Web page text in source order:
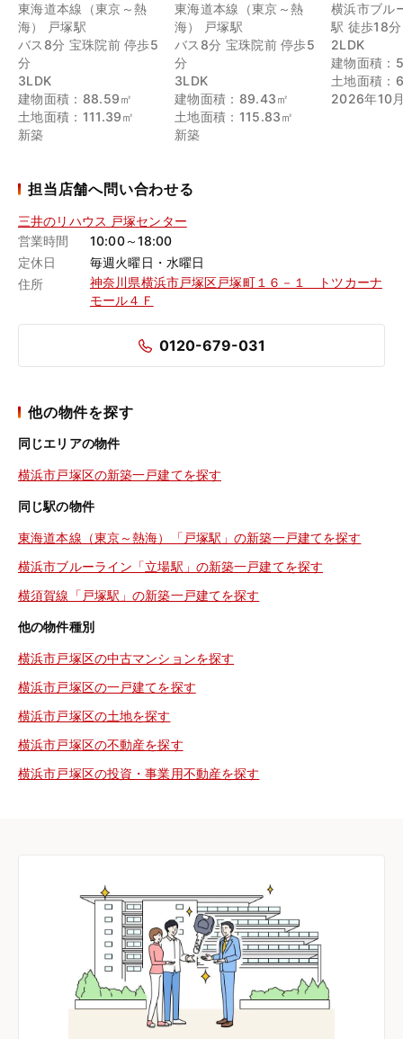
東海道本線（東京～熱
海） 戸塚駅
バス8分 宝珠院前 停歩5
分
3LDK
建物面積：88.59㎡
土地面積：111.39㎡
新築
東海道本線（東京～熱
海） 戸塚駅
バス8分 宝珠院前 停歩5
分
3LDK
建物面積：89.43㎡
土地面積：115.83㎡
新築
横浜市ブル
駅 徒歩18分
2LDK
建物面積：
土地面積：
2026年10
担当店舗へ問い合わせる
三井のリハウス 戸塚センター
営業時間
10:00～18:00
定休日
毎週火曜日・水曜日
住所
神奈川県横浜市戸塚区戸塚町１６－１ トツカーナ
モール４Ｆ
0120-679-031
他の物件を探す
同じエリアの物件
横浜市戸塚区の新築一戸建てを探す
同じ駅の物件
東海道本線（東京～熱海）「戸塚駅」の新築一戸建てを探す
横浜市ブルーライン「立場駅」の新築一戸建てを探す
横須賀線「戸塚駅」の新築一戸建てを探す
他の物件種別
横浜市戸塚区の中古マンションを探す
横浜市戸塚区の一戸建てを探す
横浜市戸塚区の土地を探す
横浜市戸塚区の不動産を探す
横浜市戸塚区の投資・事業用不動産を探す